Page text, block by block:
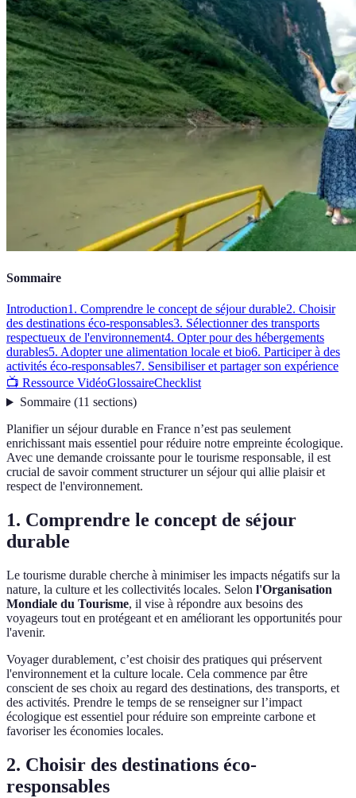
Sommaire
Introduction1. Comprendre le concept de séjour durable2. Choisir
des destinations éco-responsables3. Sélectionner des transports
respectueux de l'environnement4. Opter pour des hébergements
durables5. Adopter une alimentation locale et bio6. Participer à des
activités éco-responsables7. Sensibiliser et partager son expérience
📺 Ressource VidéoGlossaireChecklist
Sommaire(11 sections)
Planifier un séjour durable en France n’est pas seulement
enrichissant mais essentiel pour réduire notre empreinte écologique.
Avec une demande croissante pour le tourisme responsable, il est
crucial de savoir comment structurer un séjour qui allie plaisir et
respect de l'environnement.
1. Comprendre le concept de séjour
durable
Le tourisme durable cherche à minimiser les impacts négatifs sur la
nature, la culture et les collectivités locales. Selon l'Organisation
Mondiale du Tourisme, il vise à répondre aux besoins des
voyageurs tout en protégeant et en améliorant les opportunités pour
l'avenir.
Voyager durablement, c’est choisir des pratiques qui préservent
l'environnement et la culture locale. Cela commence par être
conscient de ses choix au regard des destinations, des transports, et
des activités. Prendre le temps de se renseigner sur l’impact
écologique est essentiel pour réduire son empreinte carbone et
favoriser les économies locales.
2. Choisir des destinations éco-
responsables